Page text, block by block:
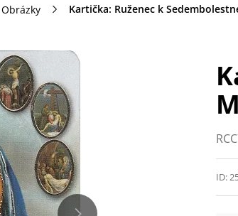
Obrázky Kartička: Ruženec k
ID: